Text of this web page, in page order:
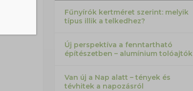
Fűnyírók kertméret szerint: melyik
típus illik a telkedhez?
Új perspektíva a fenntartható
építészetben – alumínium tolóajtók
Van új a Nap alatt – tények és
tévhitek a napozásról